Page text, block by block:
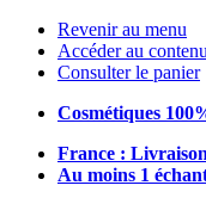
Revenir au menu
Accéder au contenu
Consulter le panier
Cosmétiques
France :
Au moins 1